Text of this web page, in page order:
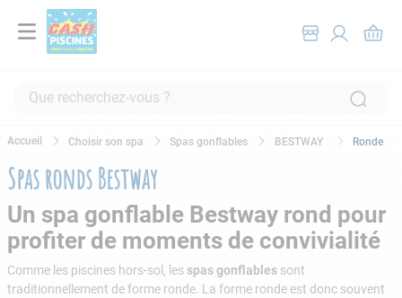
Que recherchez-vous ?
Choisir son spa Spas gonflables BESTWAY Ronde
Spas ronds Bestway
Un spa gonflable Bestway rond pour
profiter de moments de convivialité
Comme les piscines hors-sol, les spas gonflables sont
traditionnellement de forme ronde. La forme ronde est donc souvent
2.
piscine hors sol
3.
robot piscine
4.
aspirateur
5.
chlore